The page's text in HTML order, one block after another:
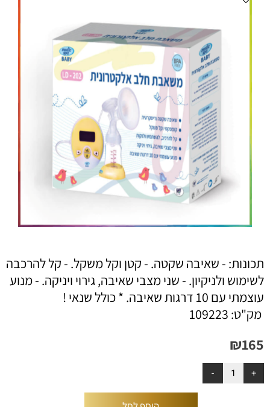
תכונות: - שאיבה שקטה. - קטן וקל משקל. - קל להרכבה
לשימוש ולניקיון. - שני מצבי שאיבה, גירוי ויניקה. - מנוע
עוצמתי עם 10 דרגות שאיבה. * כולל שנאי !
מק"ט: 109223
₪165